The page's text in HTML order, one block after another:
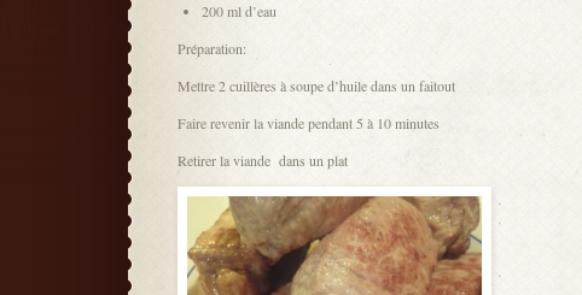
200 ml d’eau
Préparation:
Mettre 2 cuillères à soupe d’huile dans un faitout
Faire revenir la viande pendant 5 à 10 minutes
Retirer la viande dans un plat